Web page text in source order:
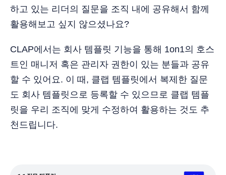
하고 있는 리더의 질문을 조직 내에 공유해서 함께
활용해보고 싶지 않으셨나요?
CLAP에서는 회사 템플릿 기능을 통해 1on1의 호스
트인 매니저 혹은 관리자 권한이 있는 분들과 공유
할 수 있어요. 이 때, 클랩 템플릿에서 복제한 질문
도 회사 템플릿으로 등록할 수 있으므로 클랩 템플
릿을 우리 조직에 맞게 수정하여 활용하는 것도 추
천드립니다.